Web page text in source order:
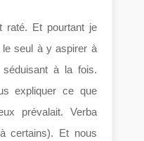
raté. Et pourtant je
seul à y aspirer à
à la fois.
expliquer ce que
prévalait. Verba
certains). Et nous